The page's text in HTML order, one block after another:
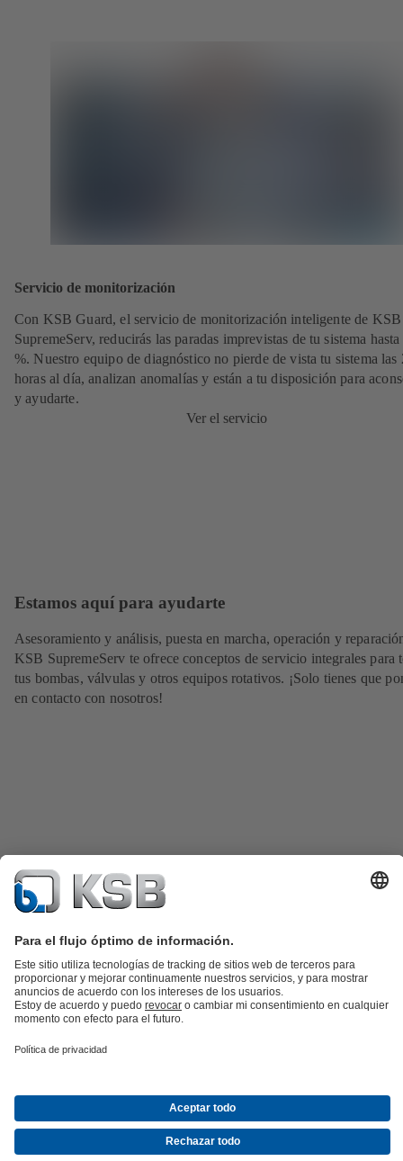
Servicio de monitorización
Con KSB Guard, el servicio de monitorización inteligente de KSB
SupremeServ, reducirás las paradas imprevistas de tu sistema
%. Nuestro equipo de diagnóstico no pierde de vista tu sistema las
horas al día, analizan anomalías y están a tu disposición para
y ayudarte.
Ver el servicio
Estamos aquí para ayudarte
Asesoramiento y análisis, puesta en marcha, operación y
KSB SupremeServ te ofrece conceptos de servicio integrales para
tus bombas, válvulas y otros equipos rotativos. ¡Solo tienes que
en contacto con nosotros!
Catálogo de productosRepuestos KSB
KSB SupremeServ: Premium service for pumps and
valvesHerramientas
Contacto